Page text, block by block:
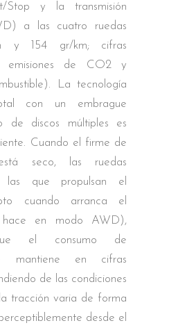
Stop y la transmisión
a las cuatro ruedas
y 154 gr/km; cifras
emisiones de CO2 y
La tecnología
con un embrague
de discos múltiples es
Cuando el firme de
seco, las ruedas
las que propulsan el
cuando arranca el
en modo AWD),
el consumo de
mantiene en cifras
de las condiciones
tracción varia de forma
desde el